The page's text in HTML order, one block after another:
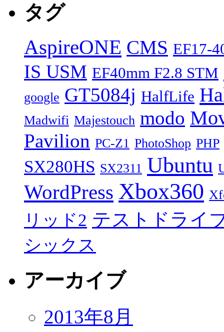
タグ
AspireONE CMS EF17-
IS USM EF40mm F2.8 STM
google GT5084j HalfLife
Madwifi Majestouch modo
Pavilion PC-Z1 PhotoShop PHP
SX280HS SX2311 Ubuntu
WordPress Xbox360
リッド2 テストドライ
シックス
アーカイブ
2013年8月